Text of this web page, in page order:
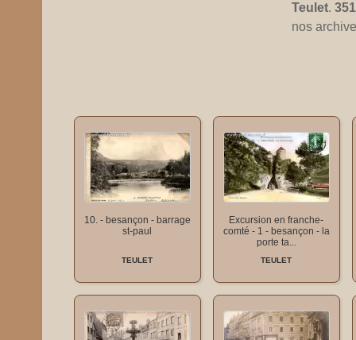
Teulet.
nos
10. - besançon - barrage
st-paul
TEULET
Excursion en franche-
comté - 1 - besançon - la
porte ta...
TEULET